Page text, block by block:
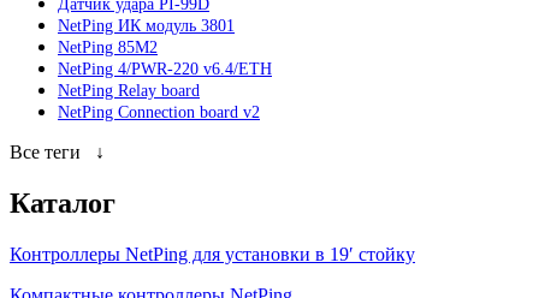
Датчик удара PI-99D
NetPing ИК модуль 3801
NetPing 85M2
NetPing 4/PWR-220 v6.4/ETH
NetPing Relay board
NetPing Connection board v2
Все теги ↓
Каталог
Контроллеры NetPing для установки в 19′ стойку